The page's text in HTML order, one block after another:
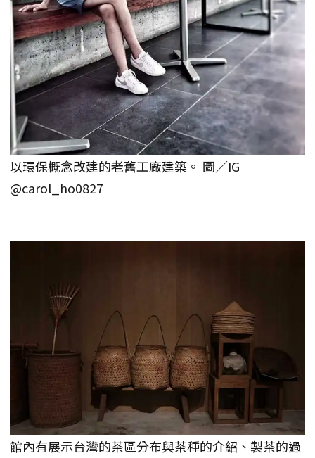
以環保概念改建的老舊工廠建築。 圖／IG
@carol_ho0827
館內有展示台灣的茶區分布與茶種的介紹、製茶的過